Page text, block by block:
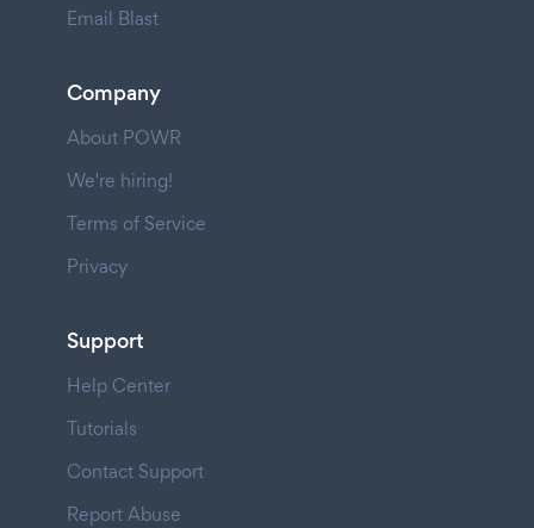
Email Blast
Company
About POWR
We're hiring!
Terms of Service
Privacy
Support
Help Center
Tutorials
Contact Support
Report Abuse